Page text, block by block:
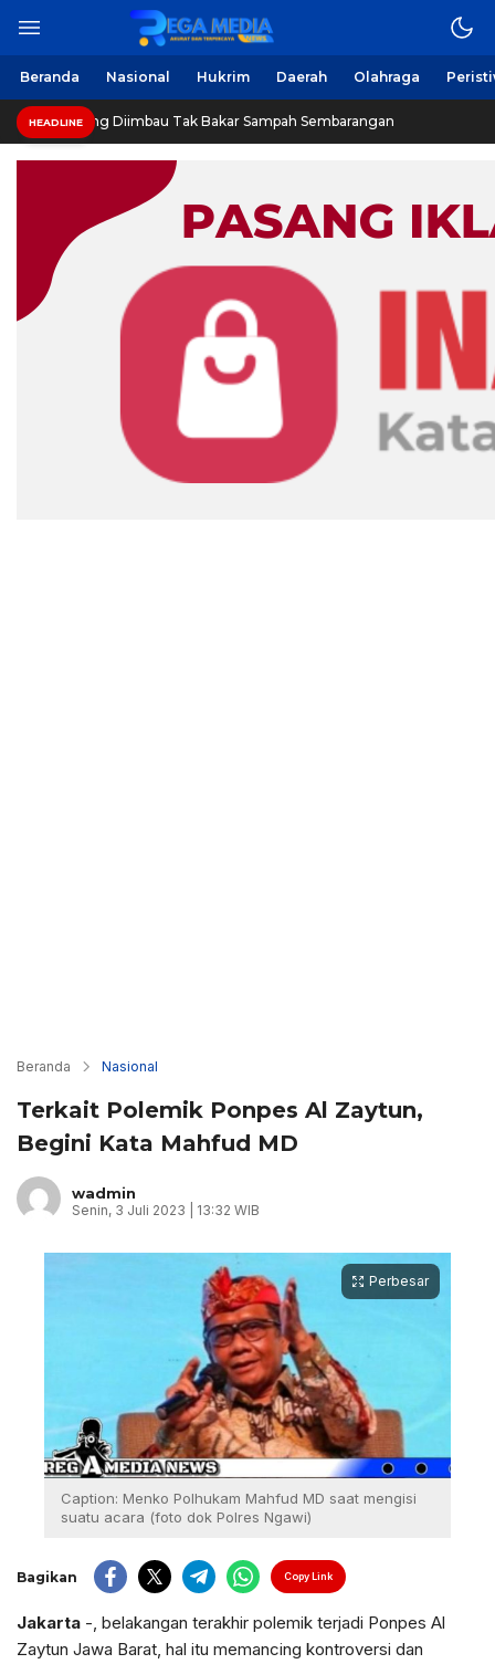
Beranda Nasional Hukrim Daerah Olahraga
HEADLINE
Diimbau Tak Bakar Sampah Sembarangan
Beranda Nasional
Terkait Polemik Ponpes Al Zaytun,
Begini Kata Mahfud MD
wadmin
Senin, 3 Juli 2023 | 13:32 WIB
Perbesar
Caption: Menko Polhukam Mahfud MD saat mengisi
suatu acara (foto dok Polres Ngawi)
Bagikan Copy Link
Jakarta -, belakangan terakhir polemik terjadi Ponpes Al
Zaytun Jawa Barat, hal itu memancing kontroversi dan